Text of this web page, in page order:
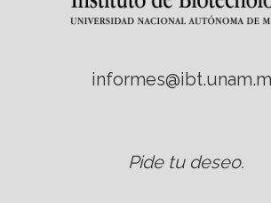
Pide tu deseo.